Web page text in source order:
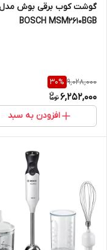
گوشت کوب برقی بوش مدل
BOSCH MSM2610BGB
9,028,000
30%
6,252,000
افزودن به سبد